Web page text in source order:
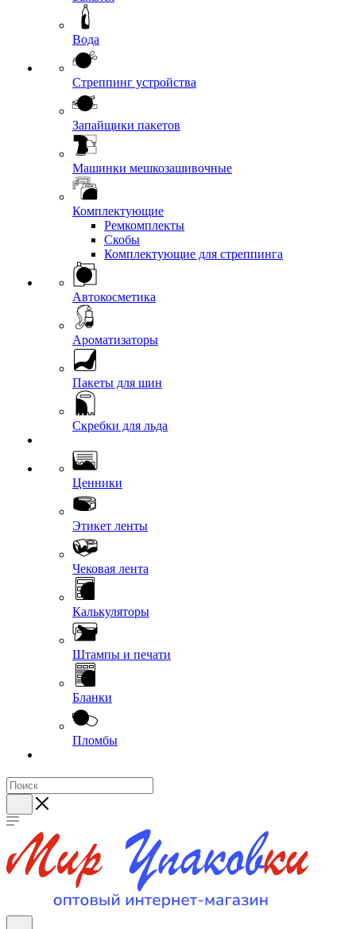
Вода
Стреппинг устройства
Запайщики пакетов
Машинки мешкозашивочные
Комплектующие
Ремкомплекты
Скобы
Комплектующие для стреппинга
Автокосметика
Ароматизаторы
Пакеты для шин
Скребки для льда
Ценники
Этикет ленты
Чековая лента
Калькуляторы
Штампы и печати
Бланки
Пломбы